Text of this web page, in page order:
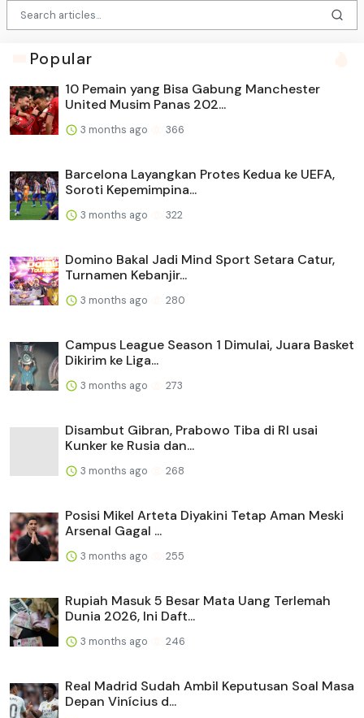
Popular
10 Pemain yang Bisa Gabung Manchester
United Musim Panas 202...
3 months ago 366
Barcelona Layangkan Protes Kedua ke UEFA,
Soroti Kepemimpina...
3 months ago 322
Domino Bakal Jadi Mind Sport Setara Catur,
Turnamen Kebanjir...
3 months ago 280
Campus League Season 1 Dimulai, Juara Basket
Dikirim ke Liga...
3 months ago 273
Disambut Gibran, Prabowo Tiba di RI usai
Kunker ke Rusia dan...
3 months ago 268
Posisi Mikel Arteta Diyakini Tetap Aman Meski
Arsenal Gagal ...
3 months ago 255
Rupiah Masuk 5 Besar Mata Uang Terlemah
Dunia 2026, Ini Daft...
3 months ago 246
Real Madrid Sudah Ambil Keputusan Soal Masa
Depan Vinícius d...